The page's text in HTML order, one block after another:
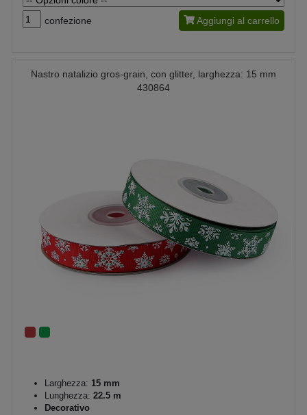
confezione Aggiungi al carrello
Nastro natalizio gros-grain, con glitter, larghezza: 15 mm
430864
Larghezza: 15 mm
Lunghezza: 22.5 m
Decorativo